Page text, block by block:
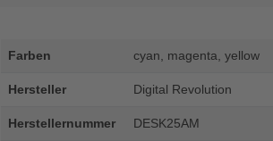
Farben cyan, magenta, yellow
Hersteller Digital Revolution
Herstellernummer DESK25AM